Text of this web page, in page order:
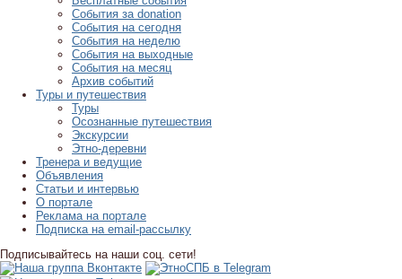
События за donation
События на сегодня
События на неделю
События на выходные
События на месяц
Архив событий
Туры и путешествия
Туры
Осознанные путешествия
Экскурсии
Этно-деревни
Тренера и ведущие
Объявления
Статьи и интервью
О портале
Реклама на портале
Подписка на email-рассылку
Подписывайтесь на наши соц. сети!